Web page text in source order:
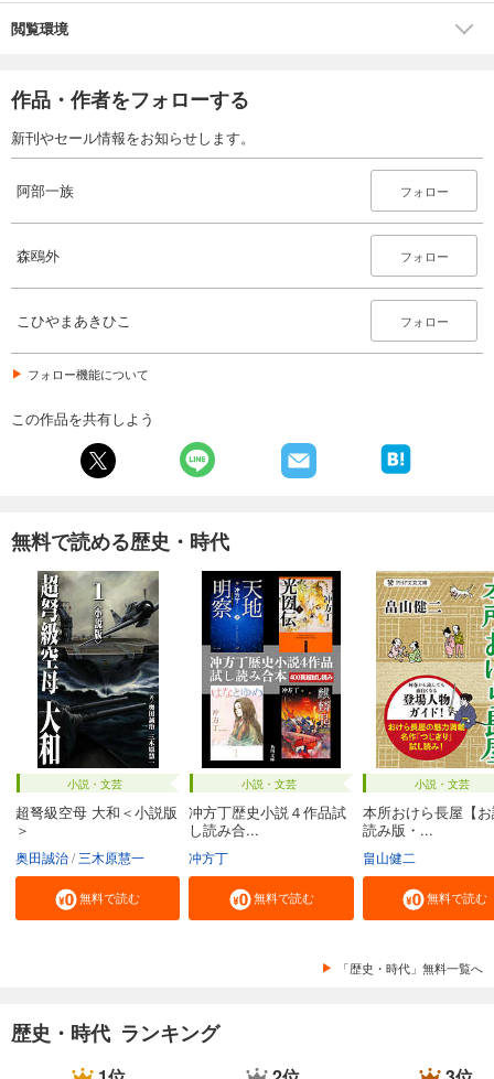
閲覧環境
作品・作者をフォローする
新刊やセール情報をお知らせします。
阿部一族 フォロー
森鴎外 フォロー
こひやまあきひこ フォロー
フォロー機能について
この作品を共有しよう
無料で読める歴史・時代
小説・文芸
超弩級空母 大和＜小説版
＞
奥田誠治 三木原慧一
無料で読む
小説・文芸
冲方丁歴史小説４作品試
し読み合...
冲方丁
無料で読む
小説・文芸
本所おけら長屋【
読み版・...
畠山健二
無料で読む
「歴史・時代」無料一覧へ
歴史・時代 ランキング